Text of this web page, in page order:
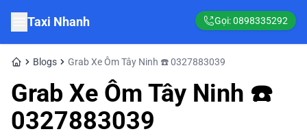
Taxi Nhanh Gọi:0898335292
Blogs Grab Xe Ôm Tây Ninh ☎️ 0327883039
Grab Xe Ôm Tây Ninh ☎️
0327883039